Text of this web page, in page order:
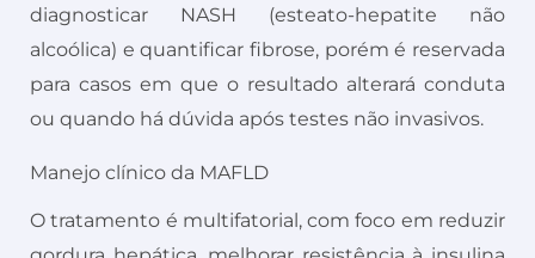
diagnosticar NASH (esteato-hepatite não
alcoólica) e quantificar fibrose, porém é reservada
para casos em que o resultado alterará conduta
ou quando há dúvida após testes não invasivos.
Manejo clínico da MAFLD
O tratamento é multifatorial, com foco em reduzir